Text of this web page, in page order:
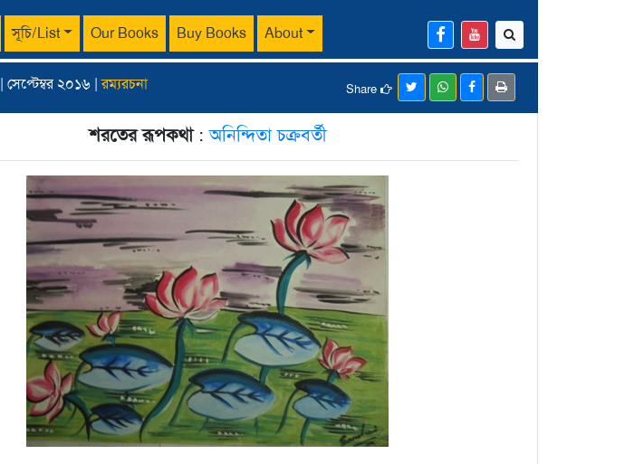
সূচি/List Our Books Buy Books About
| সেপ্টেম্বর ২০১৬ |রম্যরচনা Share
শরতের রূপকথা:অনিন্দিতা চক্রবর্তী